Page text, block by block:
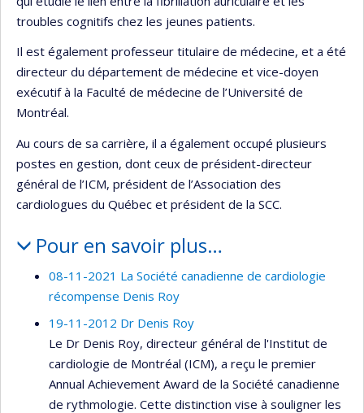
troubles cognitifs chez les jeunes patients.
Il est également professeur titulaire de médecine, et a été
directeur du département de médecine et vice-doyen
exécutif à la Faculté de médecine de l’Université de
Montréal.
Au cours de sa carrière, il a également occupé plusieurs
postes en gestion, dont ceux de président-directeur
général de l’ICM, président de l’Association des
cardiologues du Québec et président de la SCC.
Pour en savoir plus…
08-11-2021 La Société canadienne de cardiologie
récompense Denis Roy
19-11-2012 Dr Denis Roy
Le Dr Denis Roy, directeur général de l'Institut de
cardiologie de Montréal (ICM), a reçu le premier
Annual Achievement Award de la Société canadienne
de rythmologie. Cette distinction vise à souligner les